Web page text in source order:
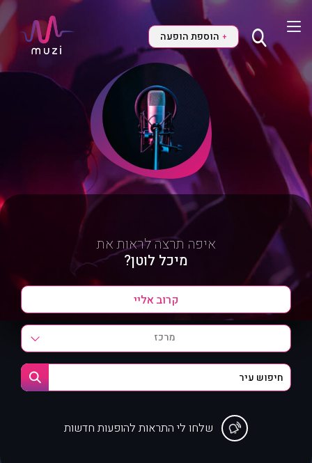
+ הוספת הופעה
איפה תרצה לראות את
מיכל לוטן?
מרכז
שלחו לי התראות להופעות חדשות